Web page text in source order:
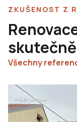
ZKUŠENOST Z
Všechny